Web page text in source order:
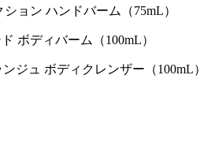
ション ハンドバーム（75mL）
ド ボディバーム（100mL）
ンジュ ボディクレンザー（100mL）